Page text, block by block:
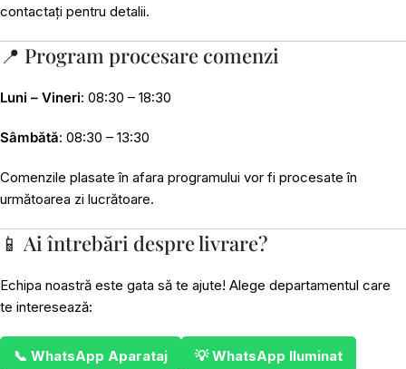
contactați pentru detalii.
📍 Program procesare comenzi
Luni – Vineri: 08:30 – 18:30
Sâmbătă: 08:30 – 13:30
Comenzile plasate în afara programului vor fi procesate în
următoarea zi lucrătoare.
📱 Ai întrebări despre livrare?
Echipa noastră este gata să te ajute! Alege departamentul care
te interesează:
📞 WhatsApp Aparataj 💡 WhatsApp Iluminat